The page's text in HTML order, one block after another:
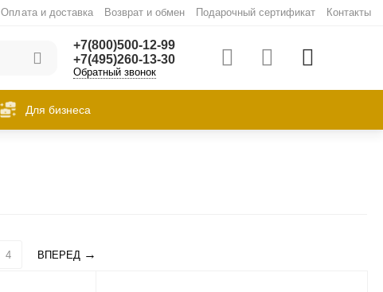
Оплата и доставка Возврат и обмен Подарочный сертификат Контакты
+7(800)500-12-99
+7(495)260-13-30
Обратный звонок
Для бизнеса
4 ВПЕРЕД